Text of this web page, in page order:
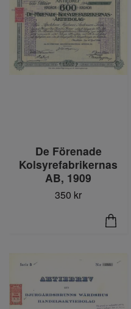
De Förenade
Kolsyrefabrikernas
AB, 1909
350 kr